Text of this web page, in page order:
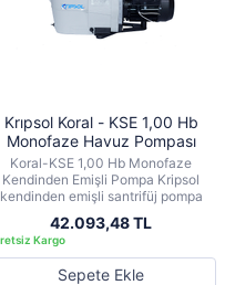
Krıpsol Koral - KSE 1,00 Hb
Monofaze Havuz Pompası
Koral-KSE 1,00 Hb Monofaze
Kendinden Emişli Pompa Kripsol
kendinden emişli santrifüj pompa
42.093,48 TL
Sepete Ekle